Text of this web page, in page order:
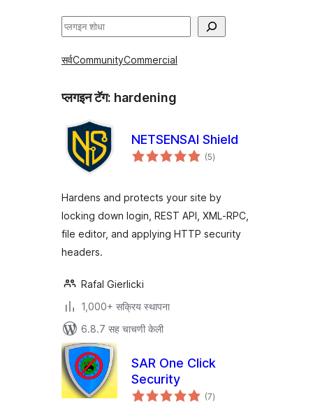
शोधा
सर्वCommunityCommercial
प्लगइन टॅग: hardening
NETSENSAI Shield
(5एकूण
मूल्यांकन
)
Hardens and protects your site by
locking down login, REST API, XML‑RPC,
file editor, and applying HTTP security
headers.
Rafal Gierlicki
1,000+ सक्रिय स्थापना
6.8.7 सह चाचणी केली
SAR One Click
Security
(7एकूण
मूल्यांकन
)